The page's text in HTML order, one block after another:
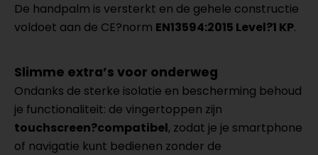
De handpalm is versterkt en de gehele constructie
voldoet aan de CE?norm EN13594:2015 Level?1 KP.
Slimme extra’s voor onderweg
Ondanks de sterke isolatie en bescherming behoud
je functionaliteit: de vingertoppen zijn
touchscreen?compatibel, zodat je je smartphone
of navigatie kunt bedienen zonder de